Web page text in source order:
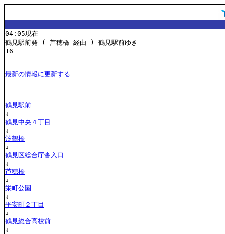
04:05現在
鶴見駅前発 ( 芦穂橋 経由 ) 鶴見駅前ゆき
16
最新の情報に更新する
鶴見駅前
↓
鶴見中央４丁目
↓
汐鶴橋
↓
鶴見区総合庁舎入口
↓
芦穂橋
↓
栄町公園
↓
平安町２丁目
↓
鶴見総合高校前
↓